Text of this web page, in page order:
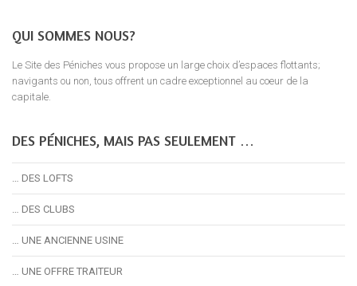
QUI SOMMES NOUS?
Le Site des Péniches vous propose un large choix d’espaces flottants;
navigants ou non, tous offrent un cadre exceptionnel au coeur de la
capitale.
DES PÉNICHES, MAIS PAS SEULEMENT …
… DES LOFTS
… DES CLUBS
… UNE ANCIENNE USINE
… UNE OFFRE TRAITEUR